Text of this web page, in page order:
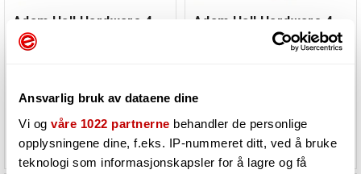
Ansvarlig bruk av dataene dine
Vi og våre 1022 partnerne behandler de personlige
opplysningene dine, f.eks. IP-nummeret ditt, ved å bruke
teknologi som informasjonskapsler for å lagre og få
small three-leg nickel
stock at our supplier
14,-
small nickel-plated
stock at our supplier
15,-